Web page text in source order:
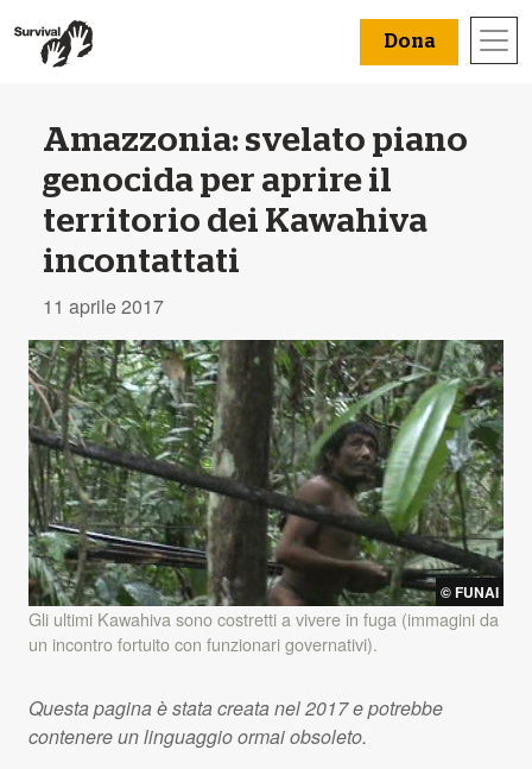
Dona
Amazzonia: svelato piano
genocida per aprire il
territorio dei Kawahiva
incontattati
11 aprile 2017
©FUNAI
Gli ultimi Kawahiva sono costretti a vivere in fuga (immagini da
un incontro fortuito con funzionari governativi).
Questa pagina è stata creata nel 2017 e potrebbe
contenere un linguaggio ormai obsoleto.